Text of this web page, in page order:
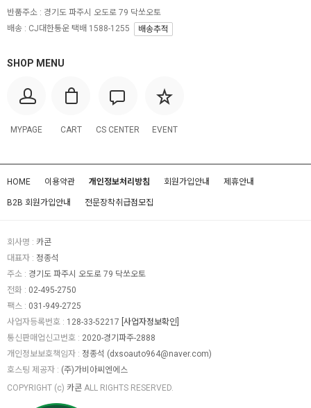
SHOP MENU
MYPAGE CART CS CENTER EVENT
반품주소 : 경기도 파주시 오도로 79 닥쏘오토
배송 : CJ대한통운 택배 1588-1255
배송추적
HOME 이용약관 개인정보처리방침 회원가입안내 제휴안내
B2B 회원가입안내 전문장착취급점모집
회사명 : 카콘
대표자 : 정종석
주소 : 경기도 파주시 오도로 79 닥쏘오토
전화 : 02-495-2750
팩스 : 031-949-2725
사업자등록번호 : 128-33-52217 [사업자정보확인]
통신판매업신고번호 : 2020-경기파주-2888
개인정보보호책임자 : 정종석 (dxsoauto964@naver.com)
호스팅 제공자 : (주)가비아씨엔에스
COPYRIGHT (c) 카콘 ALL RIGHTS RESERVED.